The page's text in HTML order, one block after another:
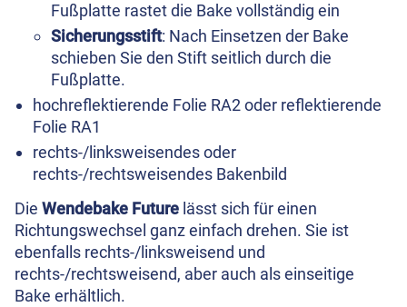
Fußplatte rastet die Bake vollständig ein
Sicherungsstift: Nach Einsetzen der Bake
schieben Sie den Stift seitlich durch die
Fußplatte.
hochreflektierende Folie RA2 oder reflektierende
Folie RA1
rechts-/linksweisendes oder
rechts-/rechtsweisendes Bakenbild
Die Wendebake Future lässt sich für einen
Richtungswechsel ganz einfach drehen. Sie ist
ebenfalls rechts-/linksweisend und
rechts-/rechtsweisend, aber auch als einseitige
Bake erhältlich.